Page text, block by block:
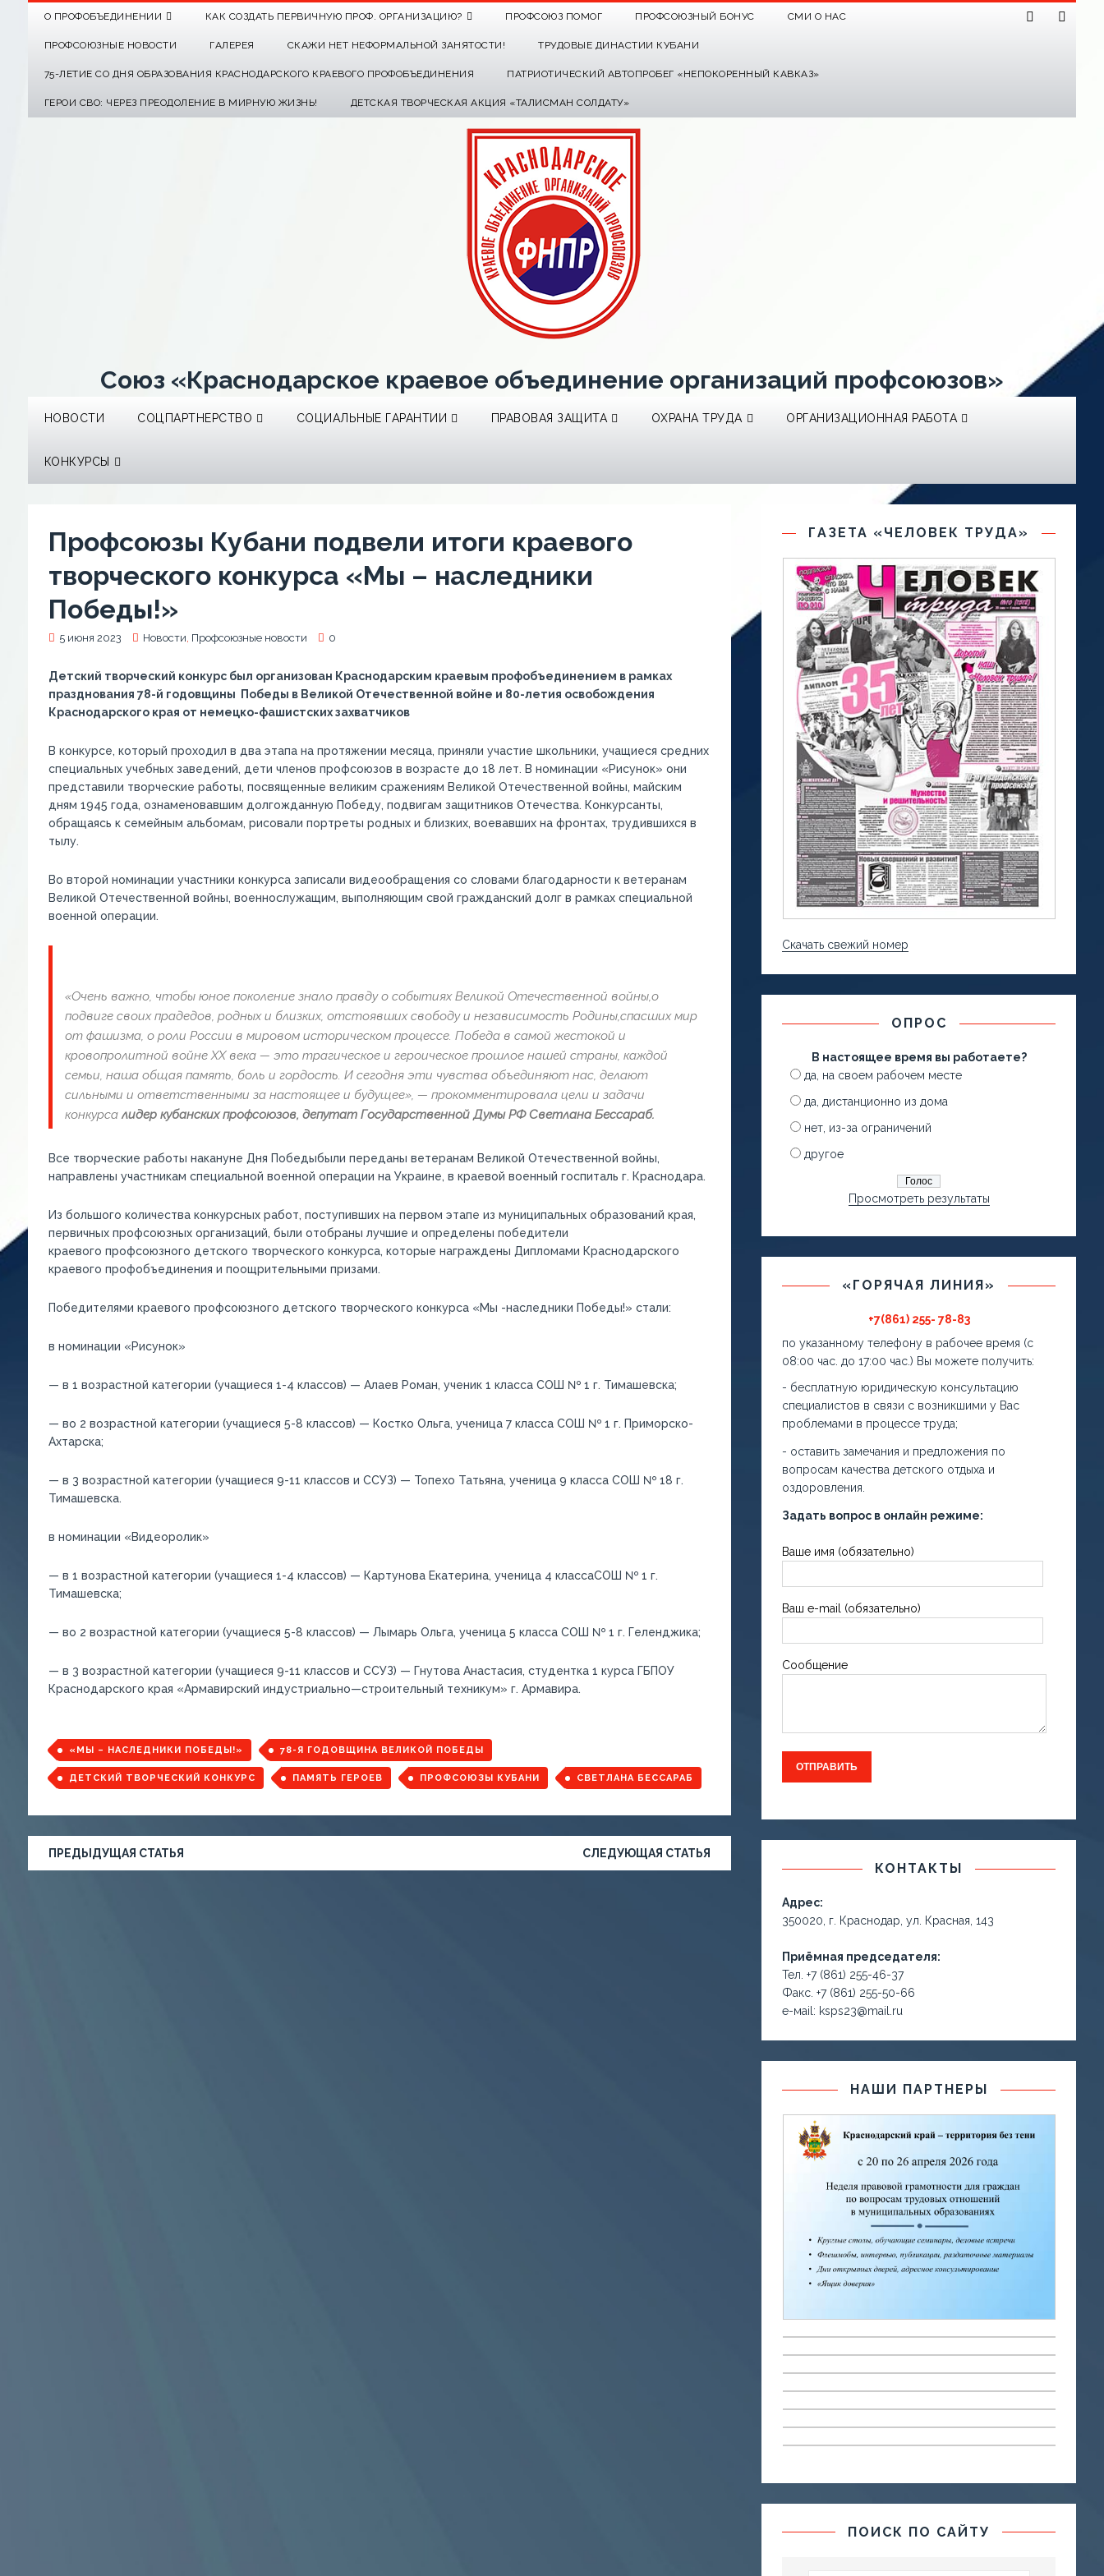
О ПРОФОБЪЕДИНЕНИИ КАК СОЗДАТЬ ПЕРВИЧНУЮ ПРОФ. ОРГАНИЗАЦИЮ? ПРОФСОЮЗ ПОМОГ ПРОФСОЮЗНЫЙ БОНУС СМИ О НАС
ПРОФСОЮЗНЫЕ НОВОСТИ ГАЛЕРЕЯ СКАЖИ НЕТ НЕФОРМАЛЬНОЙ ЗАНЯТОСТИ! ТРУДОВЫЕ ДИНАСТИИ КУБАНИ
75-ЛЕТИЕ СО ДНЯ ОБРАЗОВАНИЯ КРАСНОДАРСКОГО КРАЕВОГО ПРОФОБЪЕДИНЕНИЯ ПАТРИОТИЧЕСКИЙ АВТОПРОБЕГ «НЕПОКОРЕННЫЙ КАВКАЗ»
ГЕРОИ СВО: ЧЕРЕЗ ПРЕОДОЛЕНИЕ В МИРНУЮ ЖИЗНЬ! ДЕТСКАЯ ТВОРЧЕСКАЯ АКЦИЯ «ТАЛИСМАН СОЛДАТУ»
Союз «Краснодарское краевое объединение организаций профсоюзов»
НОВОСТИ СОЦПАРТНЕРСТВО СОЦИАЛЬНЫЕ ГАРАНТИИ ПРАВОВАЯ ЗАЩИТА ОХРАНА ТРУДА ОРГАНИЗАЦИОННАЯ РАБОТА
КОНКУРСЫ
Профсоюзы Кубани подвели итоги краевого
творческого конкурса «Мы – наследники
Победы!»
5 июня 2023 Новости, Профсоюзные новости 0
Детский творческий конкурс был организован Краснодарским краевым профобъединением в рамках
празднования 78-й годовщины Победы в Великой Отечественной войне и 80-летия освобождения
Краснодарского края от немецко-фашистских захватчиков
В конкурсе, который проходил в два этапа на протяжении месяца, приняли участие школьники, учащиеся средних
специальных учебных заведений, дети членов профсоюзов в возрасте до 18 лет. В номинации «Рисунок» они
представили творческие работы, посвященные великим сражениям Великой Отечественной войны, майским
дням 1945 года, ознаменовавшим долгожданную Победу, подвигам защитников Отечества. Конкурсанты,
обращаясь к семейным альбомам, рисовали портреты родных и близких, воевавших на фронтах, трудившихся в
тылу.
Во второй номинации участники конкурса записали видеообращения со словами благодарности к ветеранам
Великой Отечественной войны, военнослужащим, выполняющим свой гражданский долг в рамках специальной
военной операции.
«Очень важно, чтобы юное поколение знало правдуо событиях Великой Отечественной войны,о
подвиге своихпрадедов, родных и близких, отстоявших свободу и независимость Родины,спасших мир
от фашизма, о роли России в мировом историческом процессе. Победа в самой жестокой и
кровопролитной войне ХХ века — это трагическое и героическое прошлое нашей страны, каждой
семьи, наша общая память, боль и гордость. И сегодня эти чувства объединяют нас, делают
сильными и ответственными за настоящее и будущее», — прокомментировала цели и задачи
конкурса лидер кубанских профсоюзов, депутат Государственной Думы РФ Светлана Бессараб.
Все творческие работы накануне Дня Победыбыли переданы ветеранам Великой Отечественной войны,
направлены участникам специальной военной операции на Украине, в краевой военный госпиталь г. Краснодара.
Из большого количества конкурсных работ, поступивших на первом этапе из муниципальных образований края,
первичных профсоюзных организаций, были отобраны лучшие и определены победители
краевого профсоюзного детского творческого конкурса, которые награждены Дипломами Краснодарского
краевого профобъединения и поощрительными призами.
Победителями краевого профсоюзного детского творческого конкурса «Мы -наследники Победы!» стали:
в номинации «Рисунок»
— в 1 возрастной категории (учащиеся 1-4 классов) — Алаев Роман, ученик 1 класса СОШ № 1 г. Тимашевска;
— во 2 возрастной категории (учащиеся 5-8 классов) — Костко Ольга, ученица 7 классаСОШ № 1 г. Приморско-
Ахтарска;
— в 3 возрастной категории (учащиеся 9-11 классов и ССУЗ) — Топехо Татьяна, ученица 9 класса СОШ № 18 г.
Тимашевска.
в номинации «Видеоролик»
— в 1 возрастной категории (учащиеся 1-4 классов) — КартуноваЕкатерина, ученица 4 классаСОШ № 1 г.
Тимашевска;
— во 2 возрастной категории (учащиеся 5-8 классов) — Лымарь Ольга, ученица 5 класса СОШ № 1 г. Геленджика;
— в 3 возрастной категории (учащиеся 9-11 классов и ССУЗ) — ГнутоваАнастасия, студентка 1 курса ГБПОУ
Краснодарского края «Армавирский индустриально—строительный техникум» г. Армавира.
«МЫ – НАСЛЕДНИКИ ПОБЕДЫ!» 78-Я ГОДОВЩИНА ВЕЛИКОЙ ПОБЕДЫ
ДЕТСКИЙ ТВОРЧЕСКИЙ КОНКУРС ПАМЯТЬ ГЕРОЕВ ПРОФСОЮЗЫ КУБАНИ СВЕТЛАНА БЕССАРАБ
ПРЕДЫДУЩАЯ СТАТЬЯ СЛЕДУЮЩАЯ СТАТЬЯ
ГАЗЕТА «ЧЕЛОВЕК ТРУДА»
Скачать свежий номер
ОПРОС
В настоящее время вы работаете?
да, на своем рабочем месте
да, дистанционно из дома
нет, из-за ограничений
другое
Просмотреть результаты
«ГОРЯЧАЯ ЛИНИЯ»
+7(861) 255- 78-83
по указанному телефону в рабочее время (с
08:00 час. до 17:00 час.) Вы можете получить:
- бесплатную юридическую консультацию
специалистов в связи с возникшими у Вас
проблемами в процессе труда;
- оставить замечания и предложения по
вопросам качества детского отдыха и
оздоровления.
Задать вопрос в онлайн режиме:
Ваше имя (обязательно)
Ваш e-mail (обязательно)
Сообщение
КОНТАКТЫ
Адрес:
350020, г. Краснодар, ул. Красная, 143
Приёмная председателя:
Тел. +7 (861) 255-46-37
Факс. +7 (861) 255-50-66
е-маil: ksps23@mail.ru
НАШИ ПАРТНЕРЫ
ПОИСК ПО САЙТУ